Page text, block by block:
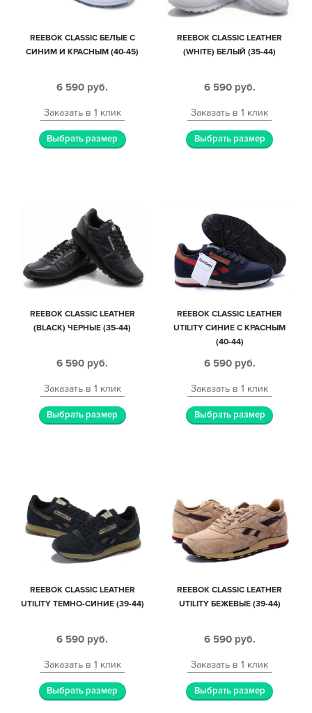
REEBOK CLASSIC БЕЛЫЕ С
СИНИМ И КРАСНЫМ (40-45)
6 590 руб.
Заказать в 1 клик
Выбрать размер
REEBOK CLASSIC LEATHER
(WHITE) БЕЛЫЙ (35-44)
6 590 руб.
Заказать в 1 клик
Выбрать размер
REEBOK CLASSIC LEATHER
(BLACK) ЧЕРНЫЕ (35-44)
6 590 руб.
Заказать в 1 клик
Выбрать размер
REEBOK CLASSIC LEATHER
UTILITY СИНИЕ С КРАСНЫМ
(40-44)
6 590 руб.
Заказать в 1 клик
Выбрать размер
REEBOK CLASSIC LEATHER
UTILITY ТЕМНО-СИНИЕ (39-44)
6 590 руб.
Заказать в 1 клик
Выбрать размер
REEBOK CLASSIC LEATHER
UTILITY БЕЖЕВЫЕ (39-44)
6 590 руб.
Заказать в 1 клик
Выбрать размер